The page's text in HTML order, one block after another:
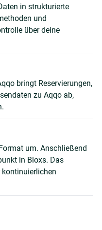
in strukturierte
und
über deine
bringt Reservierungen,
zu Aqqo ab,
um. Anschließend
in Bloxs. Das
kontinuierlichen